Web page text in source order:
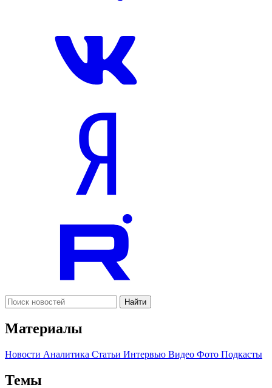
Найти
Материалы
Новости Аналитика Статьи Интервью Видео Фото Подкасты
Темы